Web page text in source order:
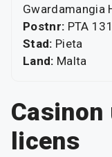
Gwardamangia
Postnr: PTA
Stad: Pieta
Land: Malta
Casinon
licens